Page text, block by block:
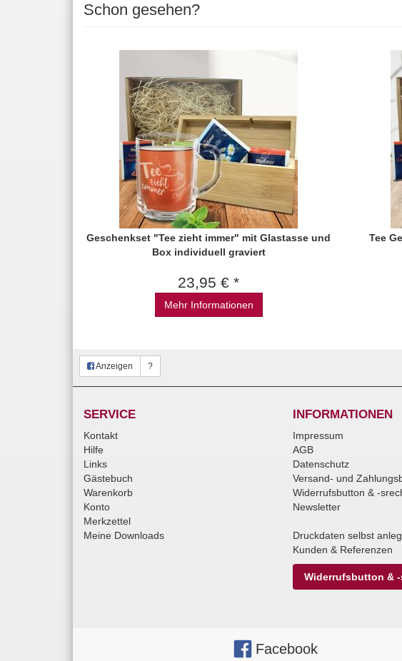
Schon gesehen?
Geschenkset "Tee zieht immer" mit Glastasse und
Box individuell graviert
23,95 € *
Mehr Informationen
Tee
Anzeigen ?
SERVICE
Kontakt
Hilfe
Links
Gästebuch
Warenkorb
Konto
Merkzettel
Meine Downloads
INFORMATIONEN
Impressum
AGB
Datenschutz
Versand- und
Widerrufsbutton & -
Newsletter
Druckdaten selbst
Kunden & Referenzen
Widerrufsbutton &
Facebook